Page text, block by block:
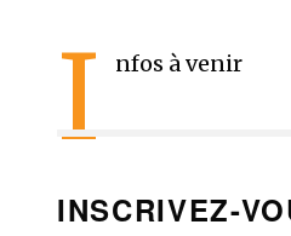
I nfos à venir
INSCRIVEZ-